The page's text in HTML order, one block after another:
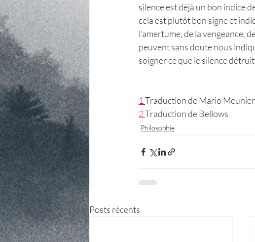
silence est déjà un bon indice
cela est plutôt bon signe et
l'amertume, de la vengeance,
peuvent sans doute nous
soigner ce que le silence
1 Traduction de Mario
2Traduction de Bellows
Philosophie
Posts récents